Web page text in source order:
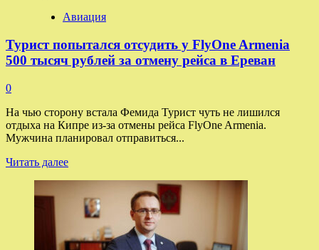
о
могут
повысить
эффективность
пестицидами
до
25%
Авиация
Турист попытался отсудить у FlyOne Armenia
500 тысяч рублей за отмену рейса в Ереван
0
На чью сторону встала Фемида Турист чуть не лишился
отдыха на Кипре из-за отмены рейса FlyOne Armenia.
Мужчина планировал отправиться...
Читать далееПрочитать
Турист
попытался
отсудить
у